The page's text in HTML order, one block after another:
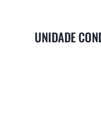
UNIDADE